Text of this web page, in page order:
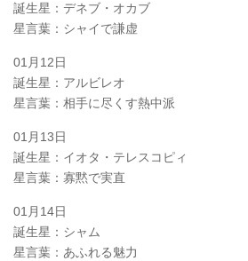
誕生星：デネブ・オカブ
星言葉：シャイで謙虚
01月12日
誕生星：アルビレオ
星言葉：相手に尽くす熱中派
01月13日
誕生星：イオタ・テレスコピィ
星言葉：寡黙で実直
01月14日
誕生星：シャム
星言葉：あふれる魅力